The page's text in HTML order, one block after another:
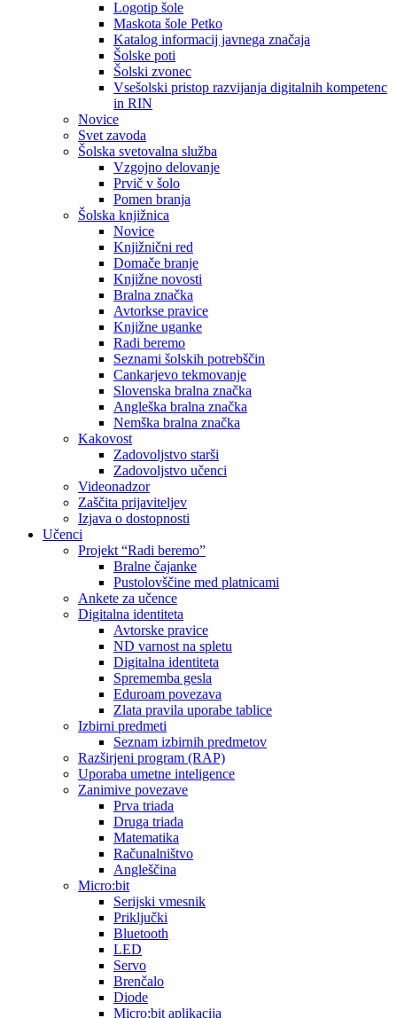
Logotip šole
Maskota šole Petko
Katalog informacij javnega značaja
Šolske poti
Šolski zvonec
Vsešolski pristop razvijanja digitalnih kompetenc
in RIN
Novice
Svet zavoda
Šolska svetovalna služba
Vzgojno delovanje
Prvič v šolo
Pomen branja
Šolska knjižnica
Novice
Knjižnični red
Domače branje
Knjižne novosti
Bralna značka
Avtorkse pravice
Knjižne uganke
Radi beremo
Seznami šolskih potrebščin
Cankarjevo tekmovanje
Slovenska bralna značka
Angleška bralna značka
Nemška bralna značka
Kakovost
Zadovoljstvo starši
Zadovoljstvo učenci
Videonadzor
Zaščita prijaviteljev
Izjava o dostopnosti
Učenci
Projekt “Radi beremo”
Bralne čajanke
Pustolovščine med platnicami
Ankete za učence
Digitalna identiteta
Avtorske pravice
ND varnost na spletu
Digitalna identiteta
Sprememba gesla
Eduroam povezava
Zlata pravila uporabe tablice
Izbirni predmeti
Seznam izbirnih predmetov
Razširjeni program (RAP)
Uporaba umetne inteligence
Zanimive povezave
Prva triada
Druga triada
Matematika
Računalništvo
Angleščina
Micro:bit
Serijski vmesnik
Priključki
Bluetooth
LED
Servo
Brenčalo
Diode
Micro:bit aplikacija